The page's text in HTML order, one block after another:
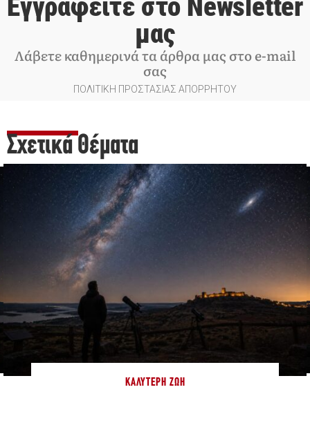
Εγγραφείτε στο Newsletter
μας
Λάβετε καθημερινά τα άρθρα μας στο e-mail
σας
ΠΟΛΙΤΙΚΗ ΠΡΟΣΤΑΣΙΑΣ ΑΠΟΡΡΗΤΟΥ
Σχετικά Θέματα
ΚΑΛΎΤΕΡΗ ΖΩΉ